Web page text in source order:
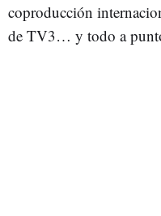
coproducción
de TV3… y todo a